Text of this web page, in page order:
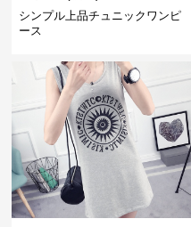
シンプル上品チュニックワンピ
ース